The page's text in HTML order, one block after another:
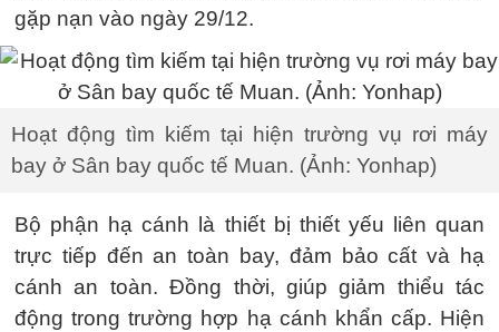
gặp nạn vào ngày 29/12.
Hoạt động tìm kiếm tại hiện trường vụ rơi máy
bay ở Sân bay quốc tế Muan. (Ảnh: Yonhap)
Bộ phận hạ cánh là thiết bị thiết yếu liên quan
trực tiếp đến an toàn bay, đảm bảo cất và hạ
cánh an toàn. Đồng thời, giúp giảm thiểu tác
động trong trường hợp hạ cánh khẩn cấp. Hiện